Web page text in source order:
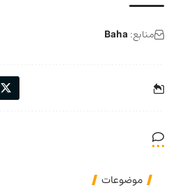
منابع: Baha
موضوعات